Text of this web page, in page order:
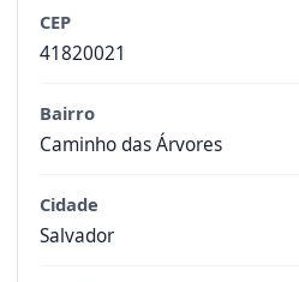
CEP
41820021
Bairro
Caminho das Árvores
Cidade
Salvador